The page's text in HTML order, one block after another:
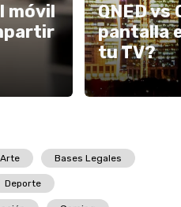
móvil
QNED vs
pantalla
tu TV?
Arte Bases Legales
Deporte